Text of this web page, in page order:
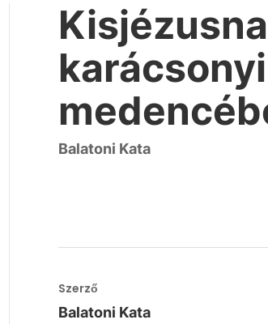
Balatoni Kata
Szerző
Balatoni Kata